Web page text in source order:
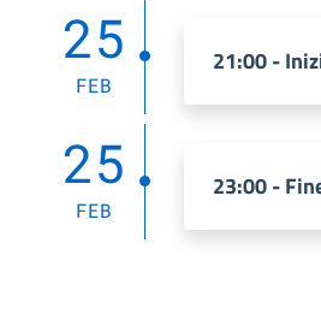
25
FEB
21:00 -
25
FEB
23:00 -